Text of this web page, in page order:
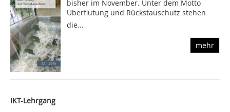
bisher im November. Unter dem Motto
Überflutung und Rückstauschutz stehen
die...
mehr
IKT-Lehrgang